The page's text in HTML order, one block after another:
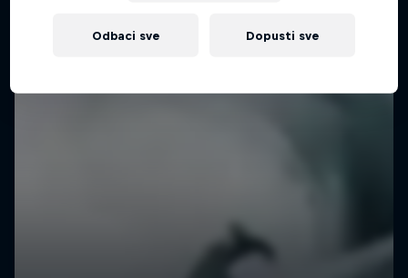
Odbaci sve Dopusti sve